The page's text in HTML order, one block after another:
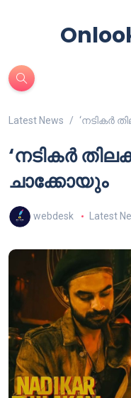
Latest News ‘നടികർ
‘നടികർ
ചാക്കോയും
webdesk Latest